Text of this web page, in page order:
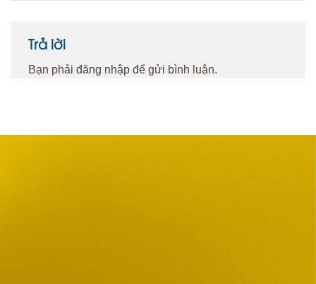
Trả lời
Bạn phải đăng nhập để gửi bình luận.